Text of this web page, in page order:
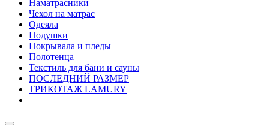
Наматрасники
Чехол на матрас
Одеяла
Подушки
Покрывала и пледы
Полотенца
Текстиль для бани и сауны
ПОСЛЕДНИЙ РАЗМЕР
ТРИКОТАЖ LAMURY